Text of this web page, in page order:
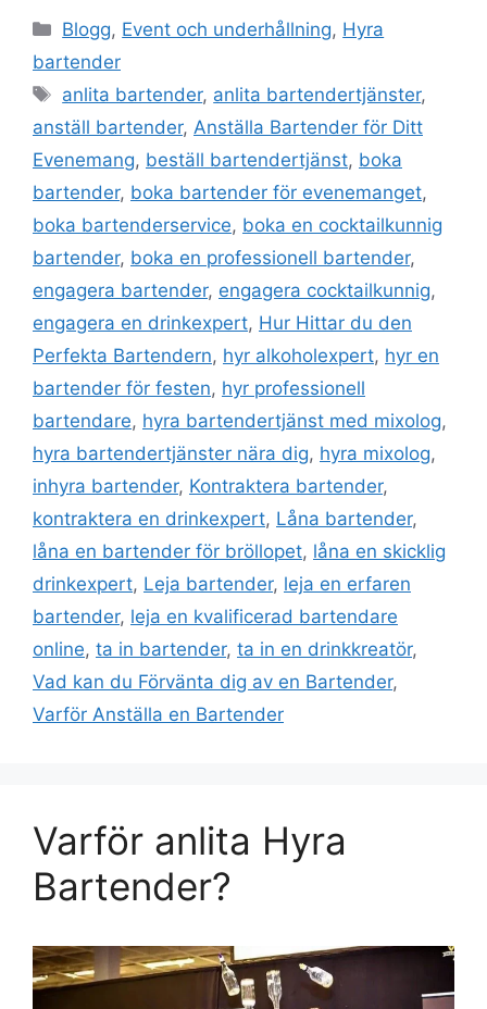
c
e
b
o
o
k
itt
er
ai k
dI
n
at
A
p
p
er er
st
Blogg, Event och underhållning, Hyra
bartender
anlita bartender, anlita bartendertjänster,
anställ bartender, Anställa Bartender för Ditt
Evenemang, beställ bartendertjänst, boka
bartender, boka bartender för evenemanget,
boka bartenderservice, boka en cocktailkunnig
bartender, boka en professionell bartender,
engagera bartender, engagera cocktailkunnig,
engagera en drinkexpert, Hur Hittar du den
Perfekta Bartendern, hyr alkoholexpert, hyr en
bartender för festen, hyr professionell
bartendare, hyra bartendertjänst med mixolog,
hyra bartendertjänster nära dig, hyra mixolog,
inhyra bartender, Kontraktera bartender,
kontraktera en drinkexpert, Låna bartender,
låna en bartender för bröllopet, låna en skicklig
drinkexpert, Leja bartender, leja en erfaren
bartender, leja en kvalificerad bartendare
online, ta in bartender, ta in en drinkkreatör,
Vad kan du Förvänta dig av en Bartender,
Varför Anställa en Bartender
Varför anlita Hyra
Bartender?